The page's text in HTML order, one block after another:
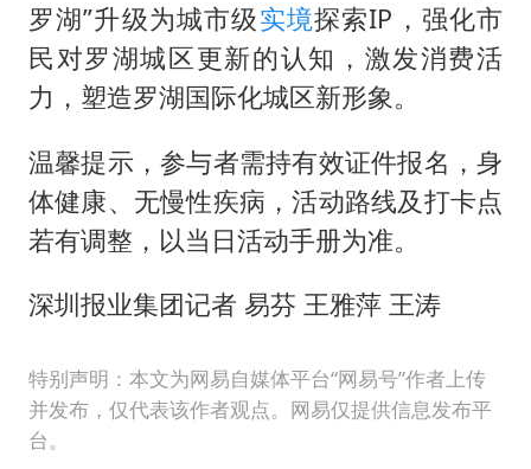
罗湖”升级为城市级实境探索IP，强化市
民对罗湖城区更新的认知，激发消费活
力，塑造罗湖国际化城区新形象。
温馨提示，参与者需持有效证件报名，身
体健康、无慢性疾病，活动路线及打卡点
若有调整，以当日活动手册为准。
深圳报业集团记者 易芬 王雅萍 王涛
特别声明：本文为网易自媒体平台“网易号”作者上传
并发布，仅代表该作者观点。网易仅提供信息发布平
台。